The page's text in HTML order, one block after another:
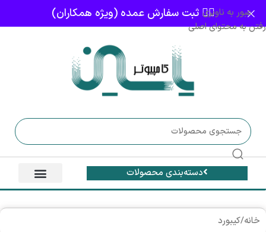
عبور به ناوبری
رفتن به محتوای اصلی
👈🏻 ثبت سفارش عمده (ویژه همکاران)
دسته‌بندی محصولات
خانه/کیبورد